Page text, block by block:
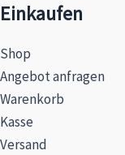
Einkaufen
Shop
Angebot anfragen
Warenkorb
Kasse
Versand